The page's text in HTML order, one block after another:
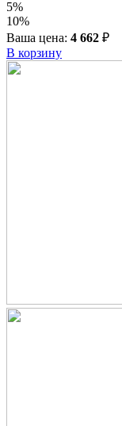
5%
10%
Ваша цена: 4 662 ₽
В корзину